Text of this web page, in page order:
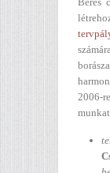
2006-